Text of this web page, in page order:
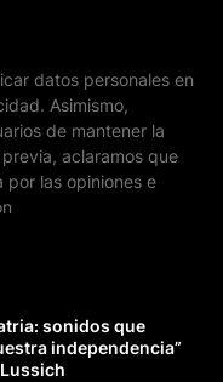
datos personales en
Asimismo,
de mantener la
aclaramos que
por las opiniones e
sonidos que
independencia”